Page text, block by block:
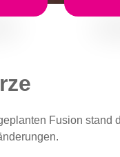
Fusion stand